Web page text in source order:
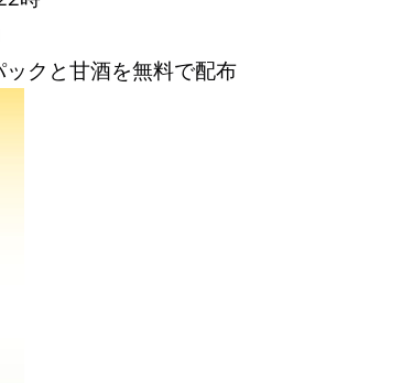
クと甘酒を無料で配布